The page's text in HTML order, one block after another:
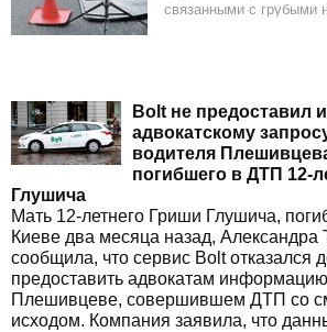
связанными с
алкогольного
убийц, таких как
смертельной аварии
Общественность также
процессе, представив
подписей.
изменения в законах,
наказание за опасное
направлены на
повышение
дорожного движения.
Bolt не
адвокатскому
водителя
погибшего в ДТП 12-
Глушича
Мать 12-летнего Гриши Глушича,
Киеве два месяца назад, Александра
сообщила, что сервис Bolt отказался
предоставить адвокатам
Плешивцеве, совершившем ДТП со
исходом. Компания заявила, что